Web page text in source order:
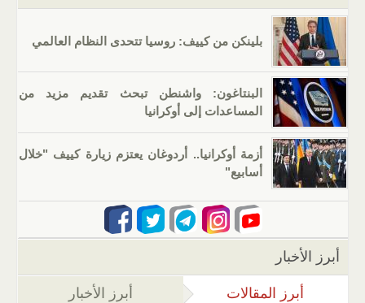
بلينكن من كييف: روسيا تتحدى النظام العالمي
البنتاغون: واشنطن تبحث تقديم مزيد من
المساعدات إلى أوكرانيا
أزمة أوكرانيا.. أردوغان يعتزم زيارة كييف "خلال
أسابيع"
أبرز الأخبار
أبرز المقالات (علامة التبويب النشطة)
أبرز الأخبار